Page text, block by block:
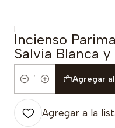
|
Incienso
Salvia Blanca
Cantidad
Agregar
Agregar a la